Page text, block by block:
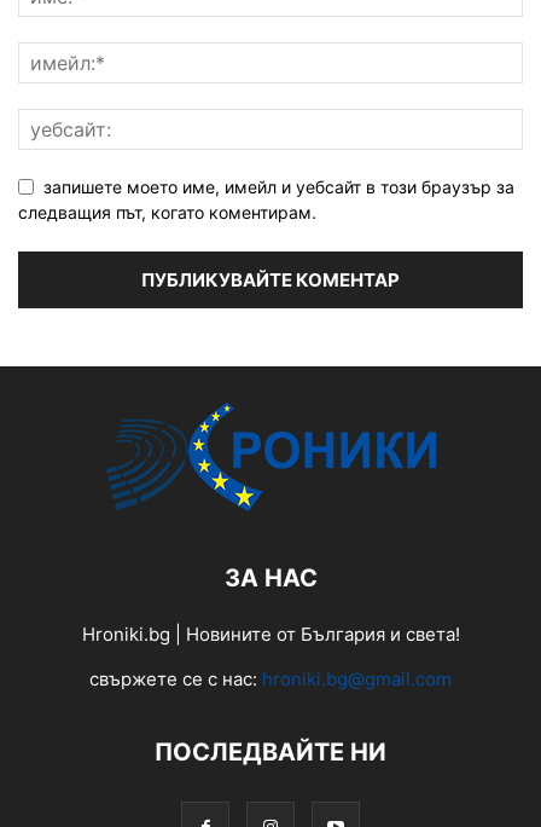
запишете моето име, имейл и уебсайт в този браузър за
следващия път, когато коментирам.
ЗА НАС
Hroniki.bg | Новините от България и света!
свържете се с нас: hroniki.bg@gmail.com
ПОСЛЕДВАЙТЕ НИ